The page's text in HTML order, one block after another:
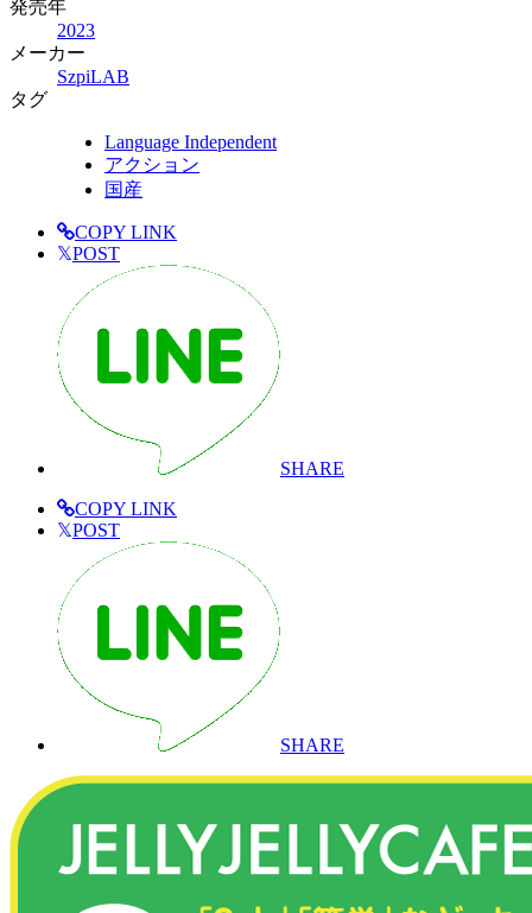
発売年
2023
メーカー
SzpiLAB
タグ
Language Independent
アクション
国産
COPY LINK
𝕏POST
SHARE
COPY LINK
𝕏POST
SHARE